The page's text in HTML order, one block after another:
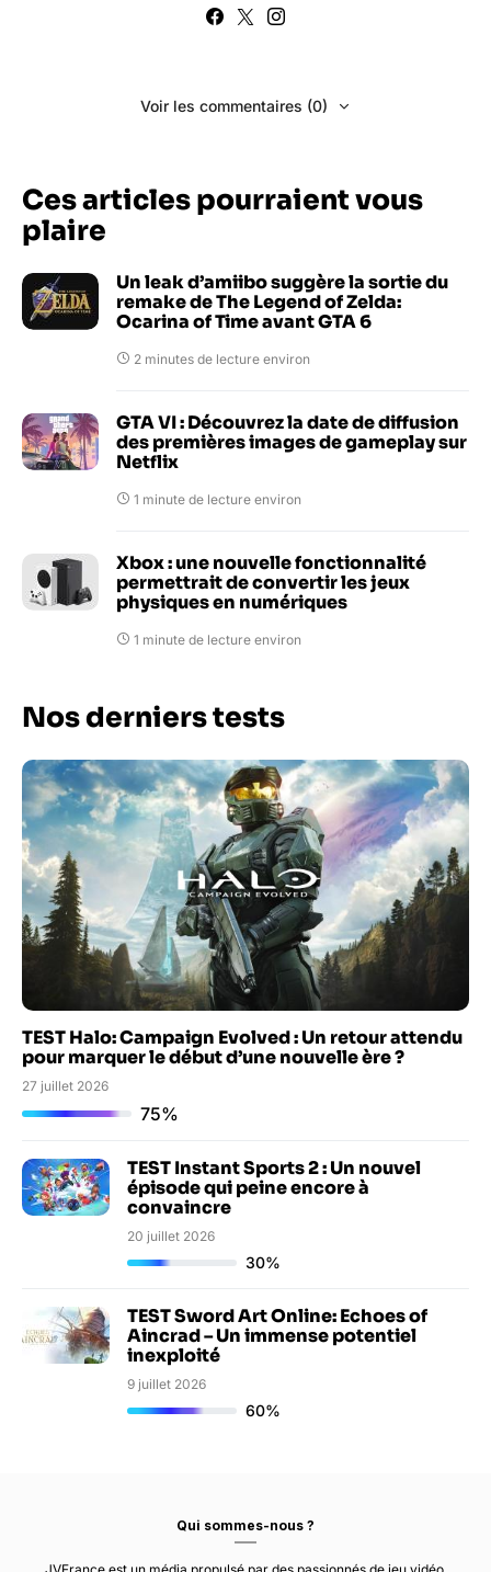
Voir les commentaires (0)
Ces articles pourraient vous
plaire
Un leak d’amiibo suggère la sortie du
remake de The Legend of Zelda:
Ocarina of Time avant GTA 6
2 minutes de lecture environ
GTA VI : Découvrez la date de diffusion
des premières images de gameplay sur
Netflix
1 minute de lecture environ
Xbox : une nouvelle fonctionnalité
permettrait de convertir les jeux
physiques en numériques
1 minute de lecture environ
Nos derniers tests
TEST Halo: Campaign Evolved : Un retour attendu
pour marquer le début d’une nouvelle ère ?
27 juillet 2026
75%
TEST Instant Sports 2 : Un nouvel
épisode qui peine encore à
convaincre
20 juillet 2026
30%
TEST Sword Art Online: Echoes of
Aincrad – Un immense potentiel
inexploité
9 juillet 2026
60%
Qui sommes-nous ?